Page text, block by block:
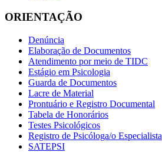
ORIENTAÇÃO
Denúncia
Elaboração de Documentos
Atendimento por meio de TIDC
Estágio em Psicologia
Guarda de Documentos
Lacre de Material
Prontuário e Registro Documental
Tabela de Honorários
Testes Psicológicos
Registro de Psicóloga/o Especialista
SATEPSI